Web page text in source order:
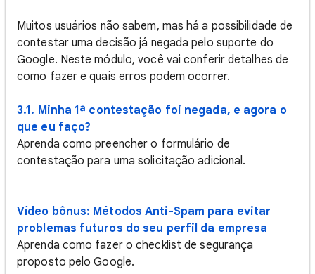
Muitos usuários não sabem, mas há a possibilidade de
contestar uma decisão já negada pelo suporte do
Google. Neste módulo, você vai conferir detalhes de
como fazer e quais erros podem ocorrer.
3.1. Minha 1ª contestação foi negada, e agora o
que eu faço?
Aprenda como preencher o formulário de
contestação para uma solicitação adicional.
Vídeo bônus: Métodos Anti-Spam para evitar
problemas futuros do seu perfil da empresa
Aprenda como fazer o checklist de segurança
proposto pelo Google.